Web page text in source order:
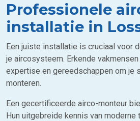
Professionele
installatie in
Een juiste installatie is cruciaal voor
je aircosysteem. Erkende
expertise en gereedschappen om je
monteren.
Een gecertificeerde airco-monteur
Hun uitgebreide kennis van